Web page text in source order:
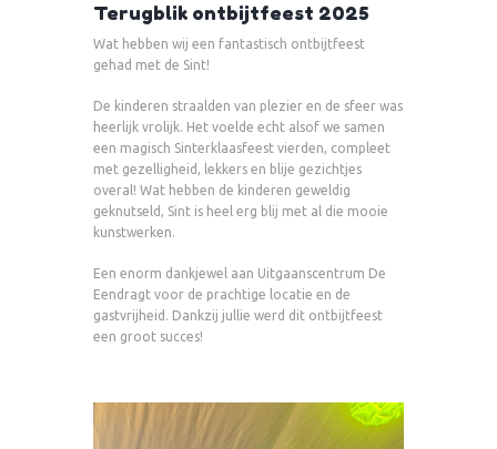
Terugblik ontbijtfeest 2025
Wat hebben wij een fantastisch ontbijtfeest
gehad met de Sint!
De kinderen straalden van plezier en de sfeer was
heerlijk vrolijk. Het voelde echt alsof we samen
een magisch Sinterklaasfeest vierden, compleet
met gezelligheid, lekkers en blije gezichtjes
overal! Wat hebben de kinderen geweldig
geknutseld, Sint is heel erg blij met al die mooie
kunstwerken.
Een enorm dankjewel aan Uitgaanscentrum De
Eendragt voor de prachtige locatie en de
gastvrijheid. Dankzij jullie werd dit ontbijtfeest
een groot succes!